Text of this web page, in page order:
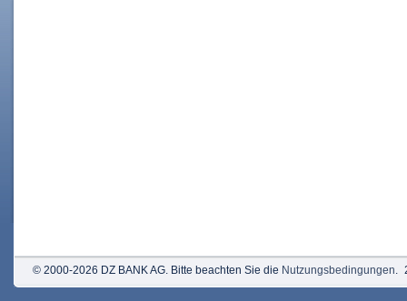
© 2000-2026 DZ BANK AG. Bitte beachten Sie die Nutzungsbedingungen.